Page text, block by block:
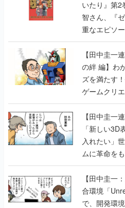
【田中圭一連
の絆 編】わ
ズを満たす
ゲームクリ
【若ゲのい
【田中圭一
「新しい3D
入れたい」
ムに革命を
のいたり】
【田中圭一
合環境「
で、開発環
けソリュー
に行って、
【田中圭一